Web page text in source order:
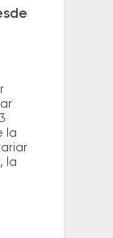
la
la